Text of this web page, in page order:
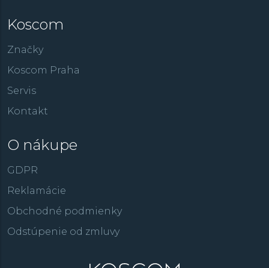
Koscom
Značky
Koscom Praha
Servis
Kontakt
O nákupe
GDPR
Reklamácie
Obchodné podmienky
Odstúpenie od zmluvy